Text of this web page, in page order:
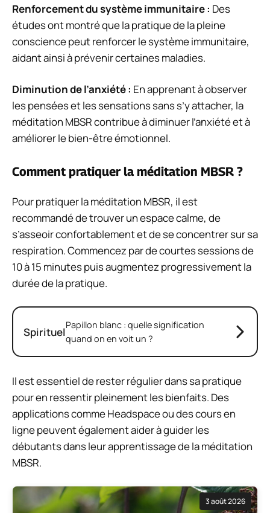
Renforcement du système immunitaire : Des
études ont montré que la pratique de la pleine
conscience peut renforcer le système immunitaire,
aidant ainsi à prévenir certaines maladies.
Diminution de l’anxiété : En apprenant à observer
les pensées et les sensations sans s’y attacher, la
méditation MBSR contribue à diminuer l’anxiété et à
améliorer le bien-être émotionnel.
Comment pratiquer la méditation MBSR ?
Pour pratiquer la méditation MBSR, il est
recommandé de trouver un espace calme, de
s’asseoir confortablement et de se concentrer sur sa
respiration. Commencez par de courtes sessions de
10 à 15 minutes puis augmentez progressivement la
durée de la pratique.
SpirituelPapillon blanc : quelle signification
quand on en voit un ?
Il est essentiel de rester régulier dans sa pratique
pour en ressentir pleinement les bienfaits. Des
applications comme Headspace ou des cours en
ligne peuvent également aider à guider les
débutants dans leur apprentissage de la méditation
MBSR.
3 août 2026